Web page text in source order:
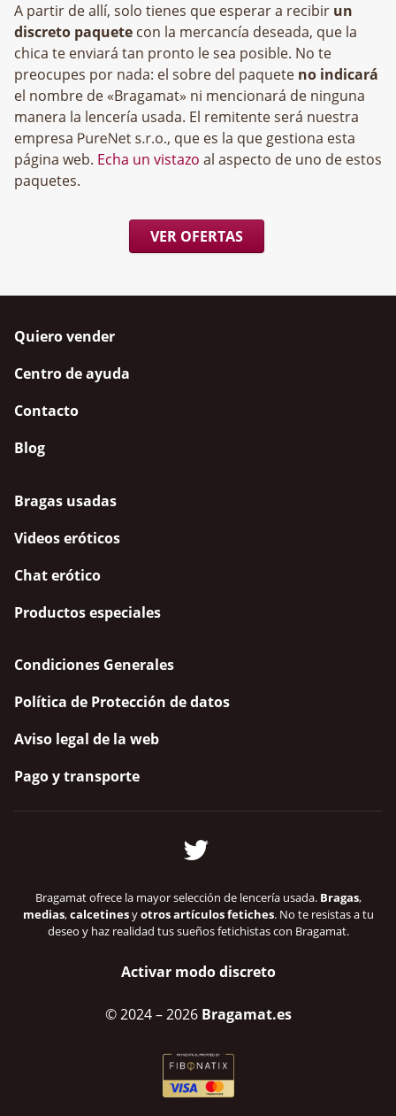
A partir de allí, solo tienes que esperar a recibir un
discreto paquete con la mercancía deseada, que la
chica te enviará tan pronto le sea posible. No te
preocupes por nada: el sobre del paquete no indicará
el nombre de «Bragamat» ni mencionará de ninguna
manera la lencería usada. El remitente será nuestra
empresa
, que es la que gestiona esta
página web. Echa un vistazo al aspecto de uno de estos
paquetes.
VER OFERTAS
Quiero vender
Centro de ayuda
Contacto
Blog
Bragas usadas
Videos eróticos
Chat erótico
Productos especiales
Condiciones Generales
Política de Protección de datos
Aviso legal de la web
Pago y transporte
Bragamat ofrece la mayor selección de lencería usada. Bragas,
medias,calcetinesyotros artículos fetiches. No te resistas a tu
deseo y haz realidad tus sueños fetichistas con Bragamat.
Activar modo discreto
© 2024– 2026 Bragamat.es